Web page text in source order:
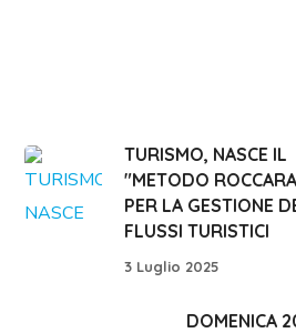
TURISMO, NASCE IL
"METODO
PER LA GESTIONE
FLUSSI TURISTICI
3 Luglio 2025
DOMENICA